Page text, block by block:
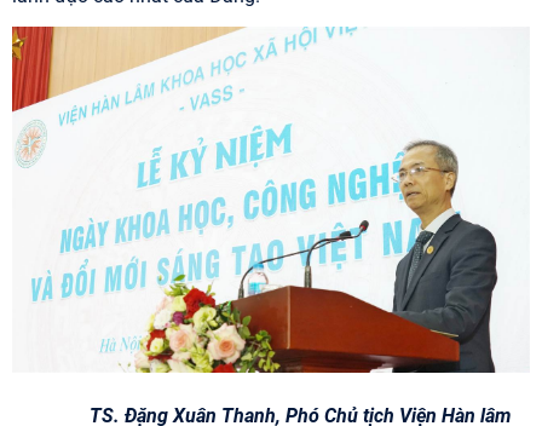
TS. Đặng Xuân Thanh, Phó Chủ tịch Viện Hàn lâm